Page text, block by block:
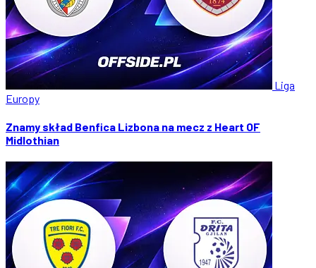
Liga
Europy
Znamy skład Benfica Lizbona na mecz z Heart OF
Midlothian